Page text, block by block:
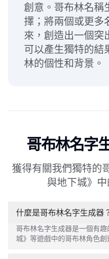
創意。哥布林名稱
擇；將兩個或更多
來，創造出一個突
可以產生獨特的結
林的個性和背景。
哥布林名字
獲得有關我們獨特的
與地下城》
什麼是哥布林名字生成器
哥布林名字生成器是一個有
城》等遊戲中的哥布林角色創